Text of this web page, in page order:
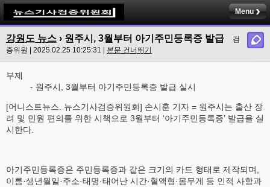
Menu
강원도 뉴스 › 원주시, 3월부터 아기주민등록증 발급
검
증위원 | 2025.02.25 10:25:31 | 본문 건너뛰기
부제
- 원주시, 3월부터 아기주민등록증 발급 실시
[어니스트뉴스. 뉴스기사검증위원회] 손시훈 기자 = 원주시는 출산 장
려 및 민원 편의를 위한 시책으로 3월부터 ‘아기주민등록증’ 발급을 실
시한다.
아기주민등록증은 주민등록증과 같은 크기의 카드 형태로 제작되며,
이름·생년월일·주소·태명·태어난 시간·혈액형·몸무게 등 인적 사항과